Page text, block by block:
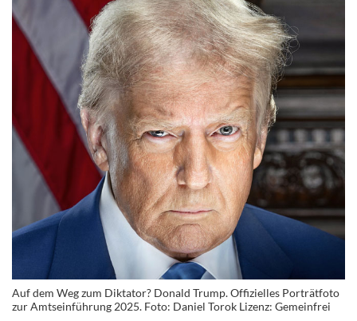
Auf dem Weg zum Diktator? Donald Trump. Offizielles Porträtfoto
zur Amtseinführung 2025. Foto: Daniel Torok Lizenz: Gemeinfrei